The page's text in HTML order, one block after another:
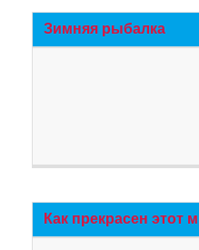
Зимняя рыбалка
Как прекрасен этот